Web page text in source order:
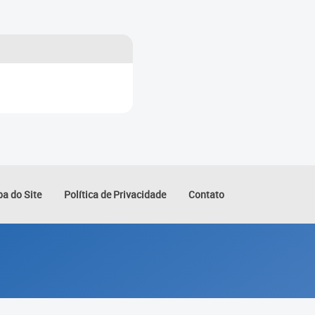
do Site Política de Privacidade Contato